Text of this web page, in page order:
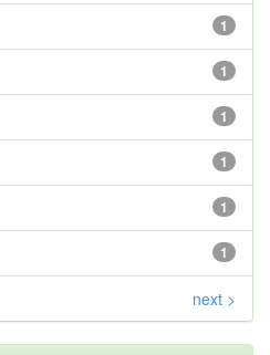
1
1
1
1
1
1
next >